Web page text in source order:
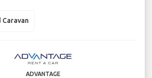
Caravan
ADVANTAGE